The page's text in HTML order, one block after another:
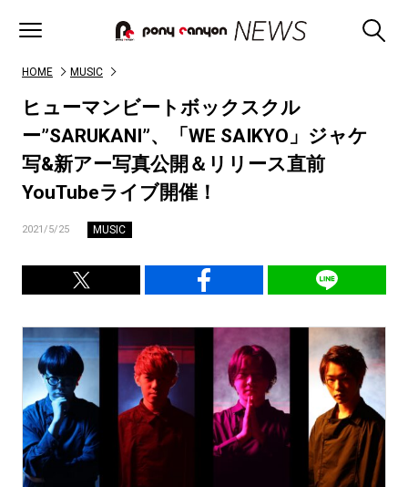
HOME MUSIC
ヒューマンビートボックスクル
ー”SARUKANI”、「WE SAIKYO」ジャケ
写&新アー写真公開＆リリース直前
YouTubeライブ開催！
2021/5/25 MUSIC